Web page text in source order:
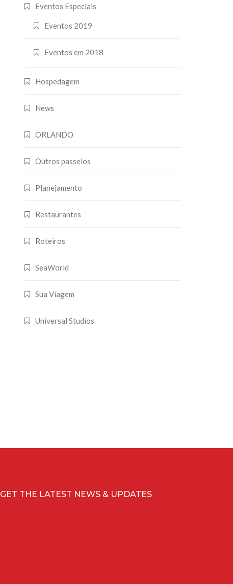
Eventos Especiais
Eventos 2019
Eventos em 2018
Hospedagem
News
ORLANDO
Outros passeios
Planejamento
Restaurantes
Roteiros
SeaWorld
Sua Viagem
Universal Studios
GET THE LATEST NEWS & UPDATES